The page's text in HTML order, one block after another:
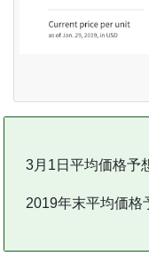
3月1日平均価格予
2019年末平均価